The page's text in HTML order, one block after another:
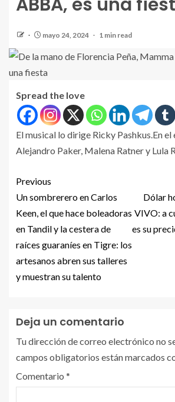
mayo 24, 2024 1 min read
Spread the love
El musical lo dirige Ricky Pashkus.En el
Alejandro Paker, Malena Ratner y Lula
Previous
Un sombrerero en Carlos
Keen, el que hace boleadoras
en Tandil y la cestera de
raíces guaraníes en Tigre: los
artesanos abren sus talleres
y muestran su talento
Dólar
VIVO: a
es su
Deja un comentario
Tu dirección de correo electrónico no
campos obligatorios están marcados
Comentario *